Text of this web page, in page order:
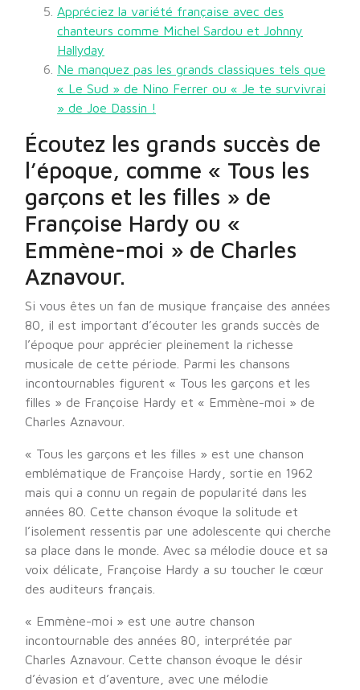
Appréciez la variété française avec des
chanteurs comme Michel Sardou et Johnny
Hallyday
Ne manquez pas les grands classiques tels que
« Le Sud » de Nino Ferrer ou « Je te survivrai
» de Joe Dassin !
Écoutez les grands succès de
l’époque, comme « Tous les
garçons et les filles » de
Françoise Hardy ou «
Emmène-moi » de Charles
Aznavour.
Si vous êtes un fan de musique française des années
80, il est important d’écouter les grands succès de
l’époque pour apprécier pleinement la richesse
musicale de cette période. Parmi les chansons
incontournables figurent « Tous les garçons et les
filles » de Françoise Hardy et « Emmène-moi » de
Charles Aznavour.
« Tous les garçons et les filles » est une chanson
emblématique de Françoise Hardy, sortie en 1962
mais qui a connu un regain de popularité dans les
années 80. Cette chanson évoque la solitude et
l’isolement ressentis par une adolescente qui cherche
sa place dans le monde. Avec sa mélodie douce et sa
voix délicate, Françoise Hardy a su toucher le cœur
des auditeurs français.
« Emmène-moi » est une autre chanson
incontournable des années 80, interprétée par
Charles Aznavour. Cette chanson évoque le désir
d’évasion et d’aventure, avec une mélodie